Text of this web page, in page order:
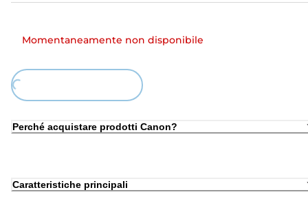
Momentaneamente non disponibile
Perché acquistare prodotti Canon?
Caratteristiche principali